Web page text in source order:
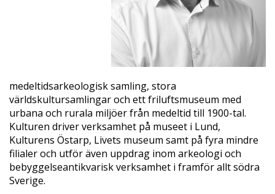
medeltidsarkeologisk samling, stora
världskultursamlingar och ett friluftsmuseum med
urbana och rurala miljöer från medeltid till 1900-tal.
Kulturen driver verksamhet på museet i Lund,
Kulturens Östarp, Livets museum samt på fyra mindre
filialer och utför även uppdrag inom arkeologi och
bebyggelseantikvarisk verksamhet i framför allt södra
Sverige.